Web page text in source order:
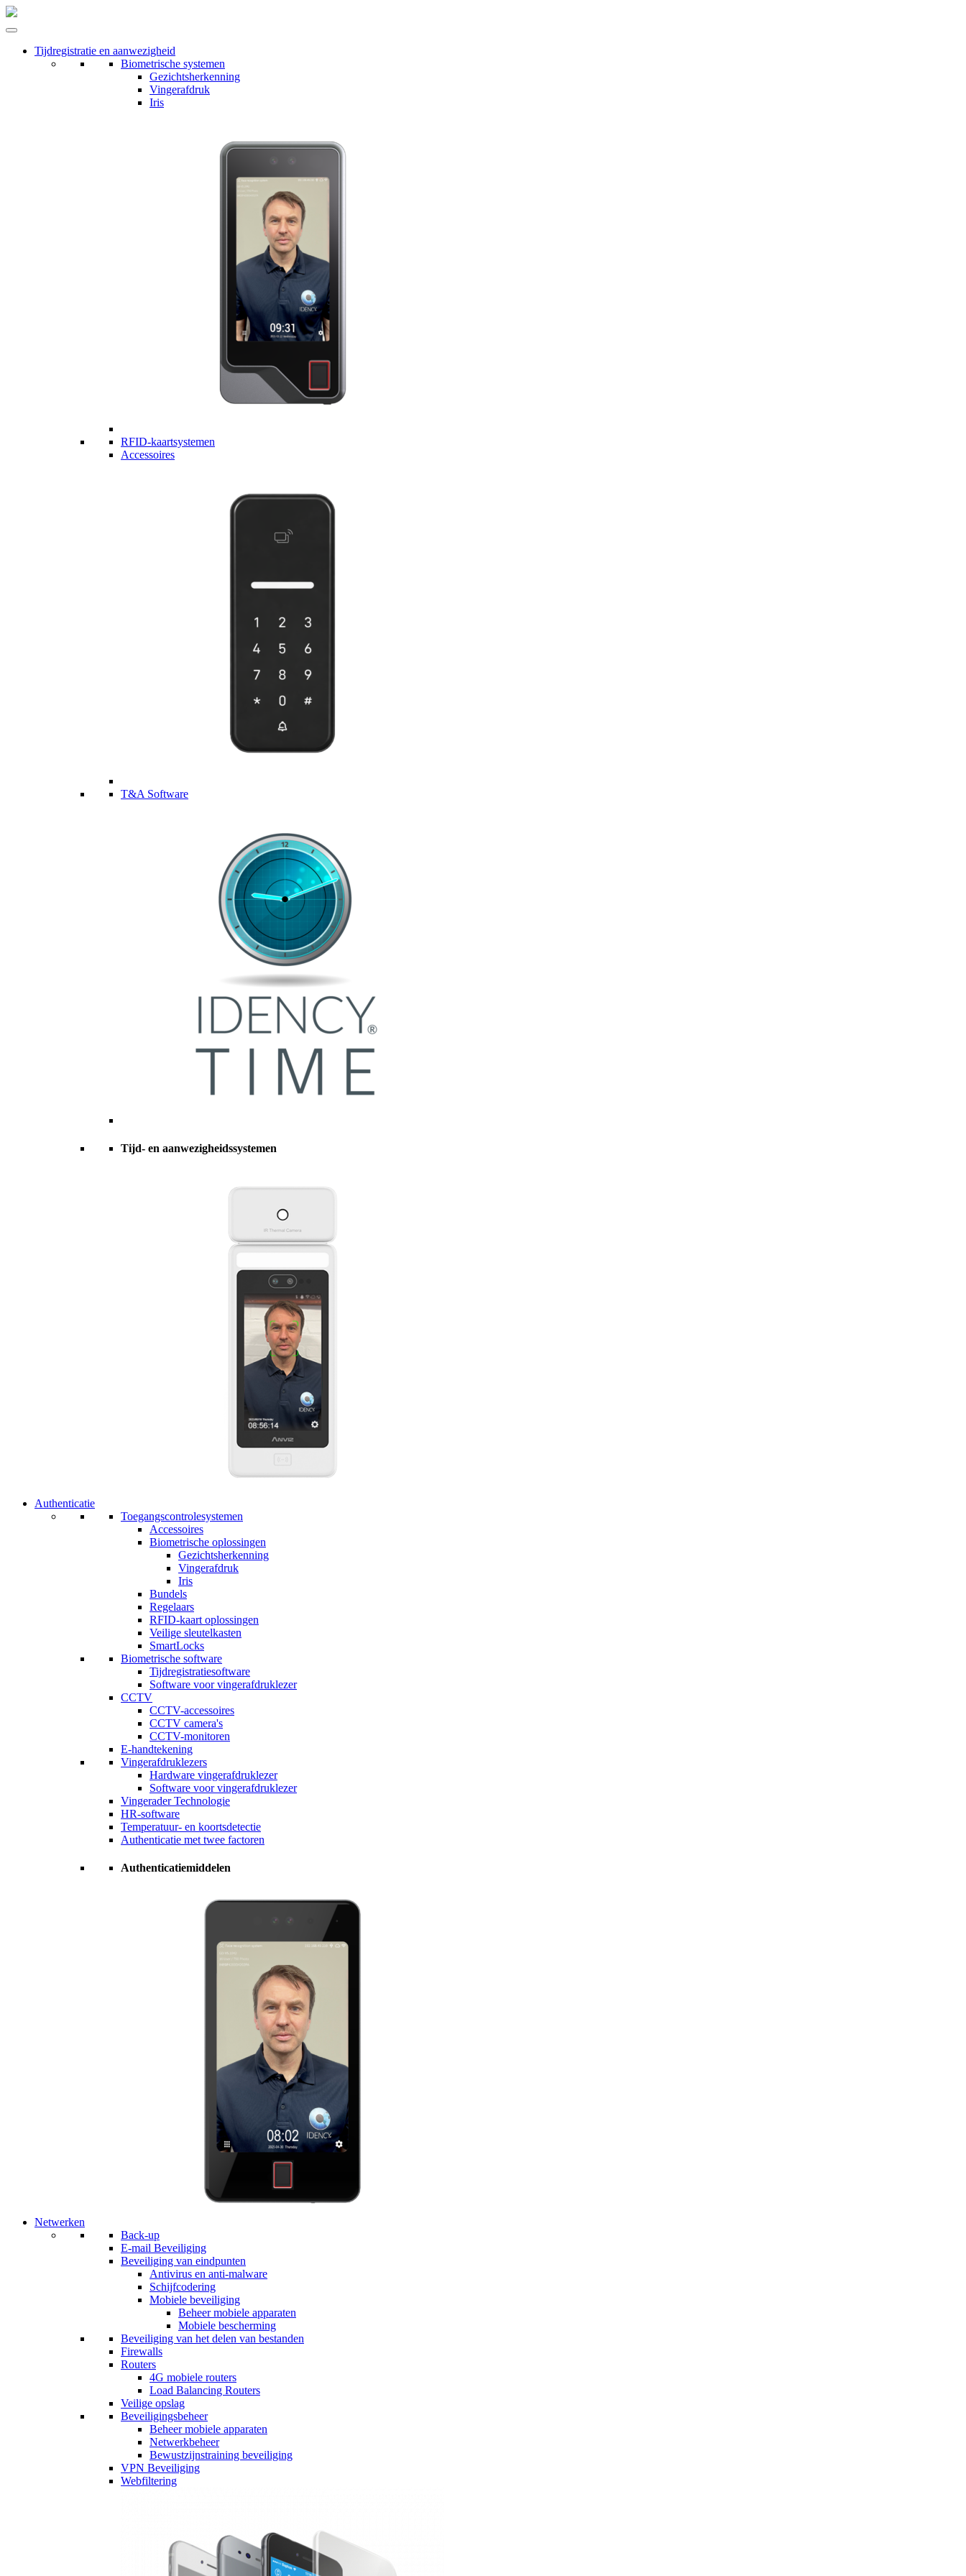
Tijdregistratie en aanwezigheid
Biometrische systemen
Gezichtsherkenning
Vingerafdruk
Iris
RFID-kaartsystemen
Accessoires
T&A Software
Tijd- en aanwezigheidssystemen
Authenticatie
Toegangscontrolesystemen
Accessoires
Biometrische oplossingen
Gezichtsherkenning
Vingerafdruk
Iris
Bundels
Regelaars
RFID-kaart oplossingen
Veilige sleutelkasten
SmartLocks
Biometrische software
Tijdregistratiesoftware
Software voor vingerafdruklezer
CCTV
CCTV-accessoires
CCTV camera's
CCTV-monitoren
E-handtekening
Vingerafdruklezers
Hardware vingerafdruklezer
Software voor vingerafdruklezer
Vingerader Technologie
HR-software
Temperatuur- en koortsdetectie
Authenticatie met twee factoren
Authenticatiemiddelen
Netwerken
Back-up
E-mail Beveiliging
Beveiliging van eindpunten
Antivirus en anti-malware
Schijfcodering
Mobiele beveiliging
Beheer mobiele apparaten
Mobiele bescherming
Beveiliging van het delen van bestanden
Firewalls
Routers
4G mobiele routers
Load Balancing Routers
Veilige opslag
Beveiligingsbeheer
Beheer mobiele apparaten
Netwerkbeheer
Bewustzijnstraining beveiliging
VPN Beveiliging
Webfiltering